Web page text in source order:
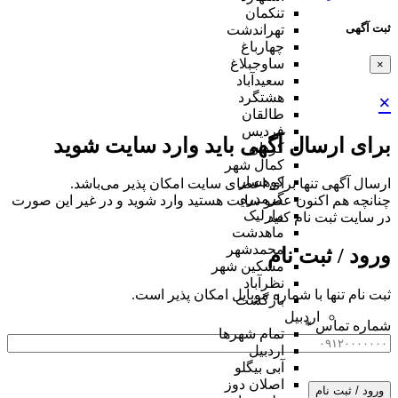
ثبت آگهی
×
×
برای ارسال آگهی باید وارد سایت شوید
ارسال آگهی تنها برای اعضای سایت امکان پذیر می‌باشد.
چنانچه هم‌ اکنون عضو سایت هستید وارد شوید و در غیر این صورت
در سایت ثبت نام کنید
ورود / ثبت نام
ثبت نام تنها با شماره موبایل امکان پذیر است.
شماره تماس*
ورود / ثبت نام
تنکمان
تهراندشت
چهارباغ
ساوجبلاغ
سعیدآباد
هشتگرد
طالقان
فردیس
کردان
کمال شهر
کوهسار
گرمدره
مارلیک
ماهدشت
محمدشهر
مشکین شهر
نظرآباد
بازگشت
اردبیل
تمام شهر‌ها
اردبیل
آبی بیگلو
اصلان دوز